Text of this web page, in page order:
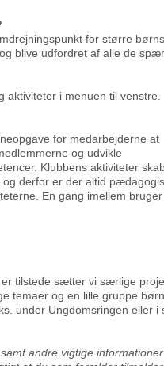
for større
blive udfordret af alle de
i menuen til venstre.
for medarbejderne at
og udvikle
Klubbens aktiviteter
derfor er der altid
En gang imellem
tilstede sætter vi særlige
temaer og en lille gruppe
under Ungdomsringen eller i
andre vigtige